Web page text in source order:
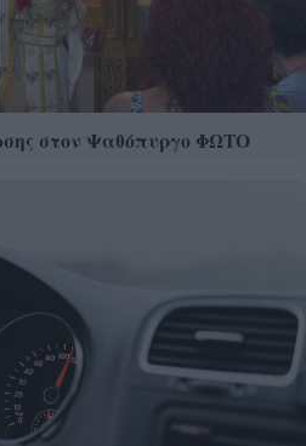
στον Ψαθόπυργο ΦΩΤΟ